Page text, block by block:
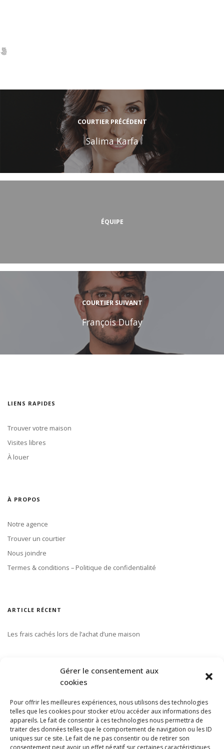
Gérer le consentement aux
cookies
Pour offrir les meilleures expériences, nous utilisons des technologies
telles que les cookies pour stocker et/ou accéder aux informations des
appareils. Le fait de consentir à ces technologies nous permettra de
traiter des données telles que le comportement de navigation ou les ID
uniques sur ce site. Le fait de ne pas consentir ou de retirer son
consentement peut avoir un effet négatif sur certaines caractéristiques
COURTIER PRÉCÉDENT
Salima Karfa
ÉQUIPE
COURTIER SUIVANT
François Dufay
LIENS RAPIDES
Trouver votre maison
Visites libres
À louer
À PROPOS
Notre agence
Trouver un courtier
Nous joindre
Termes & conditions – Politique de confidentialité
ARTICLE RÉCENT
Les frais cachés lors de l’achat d’une maison